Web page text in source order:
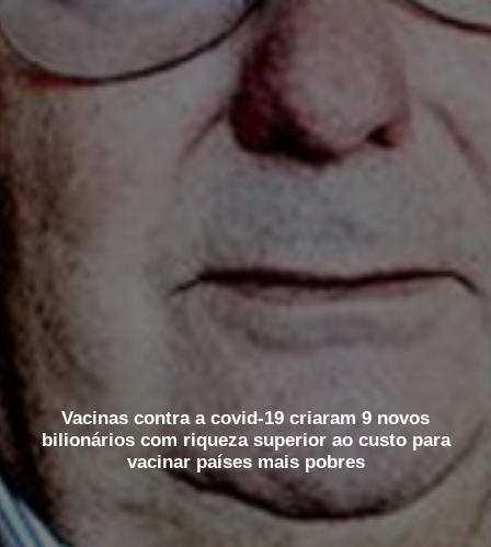
Vacinas contra a covid-19 criaram 9 novos
bilionários com riqueza superior ao custo para
vacinar países mais pobres